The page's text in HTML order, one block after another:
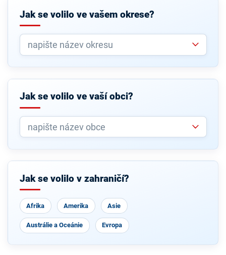
Jak se volilo ve vašem okrese?
Jak se volilo ve vaší obci?
Jak se volilo v zahraničí?
Afrika Amerika Asie
Austrálie a Oceánie Evropa